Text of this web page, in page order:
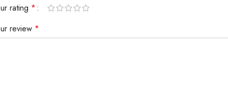
rating *
review *